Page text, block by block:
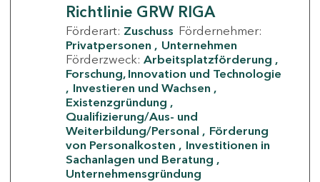
Richtlinie GRW RIGA
Förderart: Zuschuss Fördernehmer:
Privatpersonen
Unternehmen
Förderzweck: Arbeitsplatzförderung
Forschung, Innovation und Technologie
Investieren und Wachsen
Existenzgründung
Qualifizierung/Aus- und
Weiterbildung/Personal
Förderung
von Personalkosten
Investitionen in
Sachanlagen und Beratung
Unternehmensgründung